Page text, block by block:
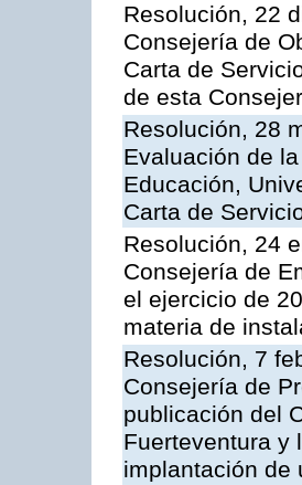
Resolución, 22
Consejería de
Carta de
de esta
Resolución, 28
Evaluación de
Educación,
Carta de
Resolución, 24
Consejería de
el ejercicio de
materia de
Resolución, 7
Consejería de
publicación del
Fuerteventura y
implantación de